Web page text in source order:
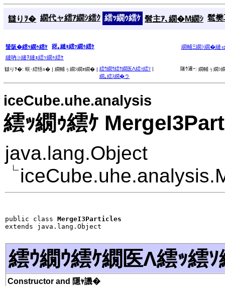
讎りｦ� 繝代ャ繧ｱ繝ｼ繧ｸ 繧ｯ繝ｩ繧ｹ 髫主ｱ､繝�Μ繝ｼ 髱
蜑阪�繧ｯ繝ｩ繧ｹ 谺｡縺ｮ繧ｯ繝ｩ繧ｹ
繝輔Ξ繝ｼ繝�縺
縺吶∋縺ｦ縺ｮ繧ｯ繝ｩ繧ｹ
讎りｦ�: 蜈･繧悟ｭ� | 繝輔ぅ繝ｼ繝ｫ繝� | 繧ｳ繝ｳ繧ｹ繝医Λ繧ｯ繧ｿ |
繝｡繧ｽ繝�ラ
隧ｳ邏ｰ: 繝輔ぅ繝ｼ
iceCube.uhe.analysis
繧ｯ繝ｩ繧ｹ
java.lang.Object
public class MergeI3Particles
extends java.lang.Object
繧ｳ繝ｳ繧ｹ繝医Λ繧ｯ繧
Constructor and 隱ｬ譏�